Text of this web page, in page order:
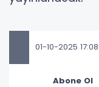
01-10-2025 17:08
Abone Ol